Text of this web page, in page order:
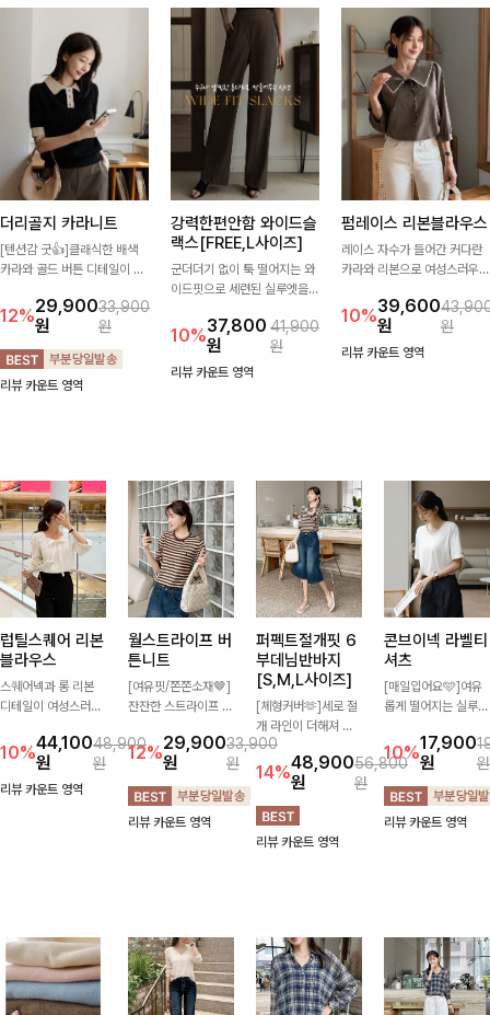
더리골지 카라니트
[텐션감 굿👍]클래식한 배색
카라와 골드 버튼 디테일이 세
입니다. 세로 골지 짜임이 슬림
한 실루엣을 연출해 단정하면
서도 여성스러운 무드를 완성
해드려요.
12%29,900
원
33,900
원
리뷰 카운트 영역
강력한편안함 와이드슬
랙스[FREE,L사이즈]
군더더기 없이 툭 떨어지는 와
이드핏으로 세련된 실루엣을
끔한 디자인과 롱한 기장감으
로 다리가 길어 보이고 뒷밴딩
으로 편안하기까지-
10%37,800
원
41,900
원
리뷰 카운트 영역
펌레이스 리본블라우스
레이스 자수가 들어간 커다란
카라와 리본으로 여성스러우면
껴지는 블라우스에요🤎
10%39,600
원
원
리뷰 카운트 영역
럽틸스퀘어 리본
블라우스
스퀘어넥과 롱 리본
디테일이 여성스러운
는 블라우스입니다.
자연스럽게 잡힌 셔링
과 봉긋한 소매가 여
10%44,100
원
48,900
원
리뷰 카운트 영역
월스트라이프 버
튼니트
[여유핏/쫀쫀소재🤎]
잔잔한 스트라이프 패
더해져 캐주얼하면서
도 세련된 무드를 연
출해주는 니트- 가볍
고 부드러운 착용감으
로 단독은 물론 데일
12%29,900
원
33,900
원
리뷰 카운트 영역
퍼펙트절개핏 6
부데님반바지
[S,M,L사이즈]
[체형커버🫶]세로 절
개 라인이 더해져 다
리 라인을 더욱 길고
슬림하게 연출해주는
5부 데님 반바지 🤍
부담 없는 기장과 여
유로운 핏으로 편안하
게 착용되며 다양한
14%48,900
원
56,800
원
리뷰 카운트 영역
콘브이넥 라벨티
셔츠
[매일입어요🩵]여유
롭게 떨어지는 실루엣
자인으로 데일리하게
즐기기 좋은 티셔츠-
소매 라벨 디테일이
은은한 포인트를 더해
심플하면서도 센스 있
10%17,900
원
원
리뷰 카운트 영역